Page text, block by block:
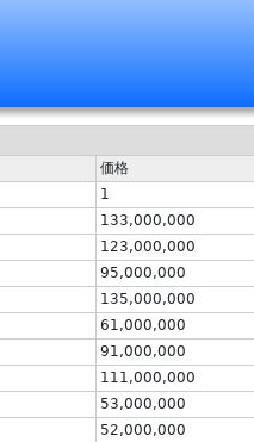
価格
1
133,000,000
123,000,000
95,000,000
135,000,000
61,000,000
91,000,000
111,000,000
53,000,000
52,000,000